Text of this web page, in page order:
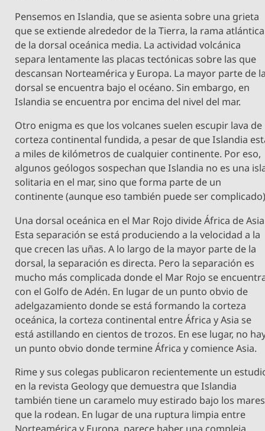
Pensemos en Islandia, que se asienta sobre una grieta
que se extiende alrededor de la Tierra, la rama atlántica
de la dorsal oceánica media. La actividad volcánica
separa lentamente las placas tectónicas sobre las que
descansan Norteamérica y Europa. La mayor parte de
dorsal se encuentra bajo el océano. Sin embargo, en
Islandia se encuentra por encima del nivel del mar.
Otro enigma es que los volcanes suelen escupir lava de
corteza continental fundida, a pesar de que Islandia
a miles de kilómetros de cualquier continente. Por eso,
algunos geólogos sospechan que Islandia no es una
solitaria en el mar, sino que forma parte de un
continente (aunque eso también puede ser
Una dorsal oceánica en el Mar Rojo divide África de
Esta separación se está produciendo a la velocidad a la
que crecen las uñas. A lo largo de la mayor parte de la
dorsal, la separación es directa. Pero la separación es
mucho más complicada donde el Mar Rojo se
con el Golfo de Adén. En lugar de un punto obvio de
adelgazamiento donde se está formando la corteza
oceánica, la corteza continental entre África y Asia se
está astillando en cientos de trozos. En ese lugar, no
un punto obvio donde termine África y comience Asia.
Rime y sus colegas publicaron recientemente un
en la revista Geology que demuestra que Islandia
también tiene un caramelo muy estirado bajo los mares
que la rodean. En lugar de una ruptura limpia entre